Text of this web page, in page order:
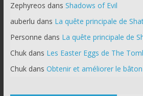
Zephyreos dans Shadows of Evil
auberlu dans La quête principale de
Personne dans La quête principale de
Chukdans Les Easter Eggs de The
Chukdans Obtenir et améliorer le